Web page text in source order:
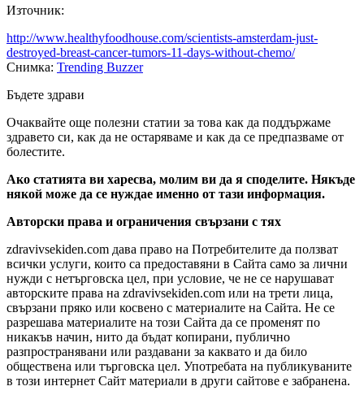
Източник:
http://www.healthyfoodhouse.com/scientists-amsterdam-just-
destroyed-breast-cancer-tumors-11-days-without-chemo/
Снимка: Trending Buzzer
Бъдете здрави
Очаквайте още полезни статии за това как да поддържаме
здравето си, как да не остаряваме и как да се предпазваме от
болестите.
Ако статията ви харесва, молим ви да я споделите. Някъде
някой може да се нуждае именно от тази информация.
Авторски права и ограничения свързани с тях
zdravivsekiden.com дава право на Потребителите да ползват
всички услуги, които са предоставяни в Сайта само за лични
нужди с нетърговска цел, при условие, че не се нарушават
авторските права на zdravivsekiden.com или на трети лица,
свързани пряко или косвено с материалите на Сайта. Не се
разрешава материалите на този Сайта да се променят по
никакъв начин, нито да бъдат копирани, публично
разпространявани или раздавани за каквато и да било
обществена или търговска цел. Употребата на публикуваните
в този интернет Сайт материали в други сайтове е забранена.